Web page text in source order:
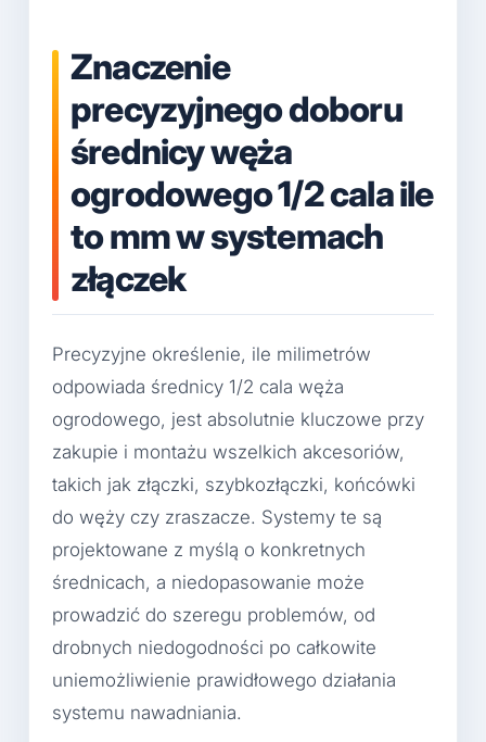
Znaczenie
precyzyjnego doboru
średnicy węża
ogrodowego 1/2 cala ile
to mm w systemach
złączek
Precyzyjne określenie, ile milimetrów
odpowiada średnicy 1/2 cala węża
ogrodowego, jest absolutnie kluczowe przy
zakupie i montażu wszelkich akcesoriów,
takich jak złączki, szybkozłączki, końcówki
do węży czy zraszacze. Systemy te są
projektowane z myślą o konkretnych
średnicach, a niedopasowanie może
prowadzić do szeregu problemów, od
drobnych niedogodności po całkowite
uniemożliwienie prawidłowego działania
systemu nawadniania.